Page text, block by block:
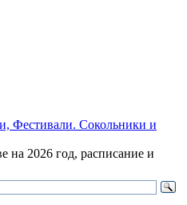
Фестивали. Сокольники и
на 2026 год, расписание и